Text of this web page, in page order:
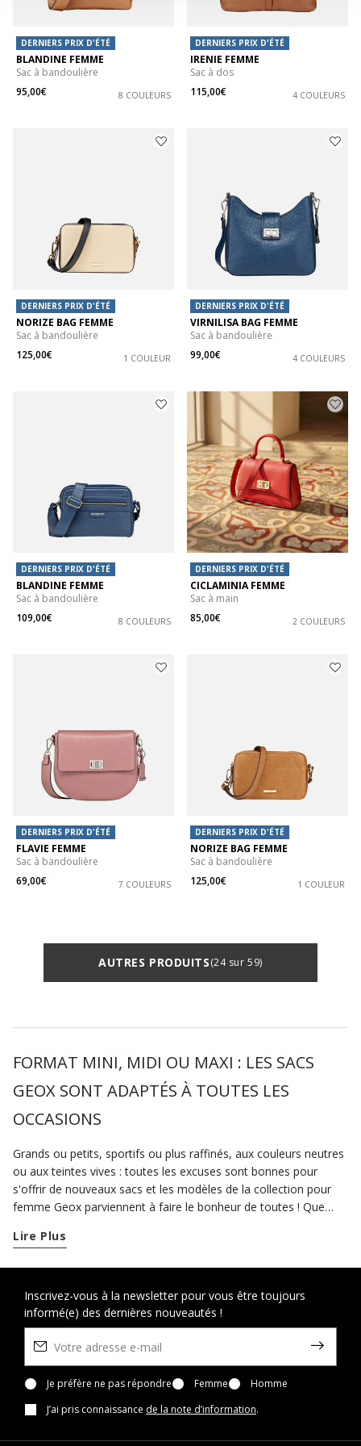
DERNIERS PRIX D'ÉTÉ
BLANDINE FEMME
Sac à bandoulière
95,00€
8 COULEURS
DERNIERS PRIX D'ÉTÉ
IRENIE FEMME
Sac à dos
115,00€
4 COULEURS
DERNIERS PRIX D'ÉTÉ
NORIZE BAG FEMME
Sac à bandoulière
125,00€
1 COULEUR
DERNIERS PRIX D'ÉTÉ
VIRNILISA BAG FEMME
Sac à bandoulière
99,00€
4 COULEURS
DERNIERS PRIX D'ÉTÉ
BLANDINE FEMME
Sac à bandoulière
109,00€
8 COULEURS
DERNIERS PRIX D'ÉTÉ
CICLAMINIA FEMME
Sac à main
85,00€
2 COULEURS
DERNIERS PRIX D'ÉTÉ
FLAVIE FEMME
Sac à bandoulière
69,00€
7 COULEURS
DERNIERS PRIX D'ÉTÉ
NORIZE BAG FEMME
Sac à bandoulière
125,00€
1 COULEUR
AUTRES PRODUITS(24 sur 59)
FORMAT MINI, MIDI OU MAXI : LES SACS
GEOX SONT ADAPTÉS À TOUTES LES
OCCASIONS
Grands ou petits, sportifs ou plus raffinés, aux couleurs neutres
ou aux teintes vives : toutes les excuses sont bonnes pour
s'offrir de nouveaux sacs et les modèles de la collection pour
femme Geox parviennent à faire le bonheur de toutes ! Que
vie quotidienne ou que vous ayez au programme un événement
adaptées à vos besoins. En journée, choisir des sacs en cuir de
grandes ou petites dimensions est toujours une excellente idée.
Pour aller au travail, misez tout sur les cabas, les sacs facteur
au charme contemporain ou les très pratiquessacs à
bandoulière. Nos versions noires, gris, marrons ou proposées
dans d'autres couleurs passe-partout se distinguent par leur
style indémodable et parce qu’elles sont très faciles à
coordonner. Vous pouvez les porter avec des mocassins, des
chaussures à lacets et desbottines, mais aussi avec une paire
Lire Plus
Inscrivez-vous à la newsletter pour vous être toujours
informé(e) des dernières nouveautés !
Je préfère ne pas répondre Femme
Homme
J’ai pris connaissance de la note d’information.